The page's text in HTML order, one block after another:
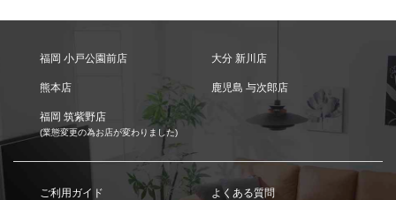
福岡 小戸公園前店 大分 新川店
熊本店 鹿児島 与次郎店
福岡 筑紫野店
(業態変更の為お店が変わりました)
ご利用ガイド よくある質問